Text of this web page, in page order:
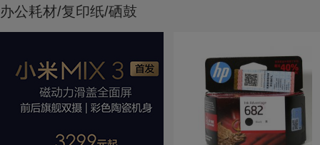
办公耗材/复印纸/硒鼓